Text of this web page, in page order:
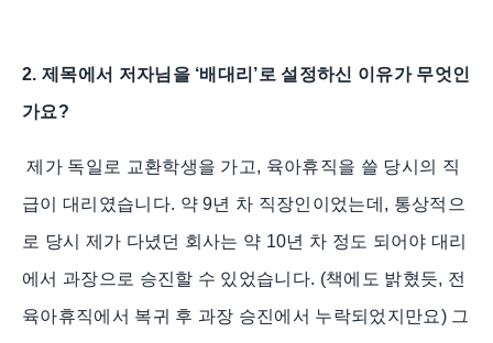
2. 제목에서 저자님을 ‘배대리’로 설정하신 이유가 무엇인
가요?
제가 독일로 교환학생을 가고, 육아휴직을 쓸 당시의 직
급이 대리였습니다. 약 9년 차 직장인이었는데, 통상적으
로 당시 제가 다녔던 회사는 약 10년 차 정도 되어야 대리
에서 과장으로 승진할 수 있었습니다. (책에도 밝혔듯, 전
육아휴직에서 복귀 후 과장 승진에서 누락되었지만요) 그